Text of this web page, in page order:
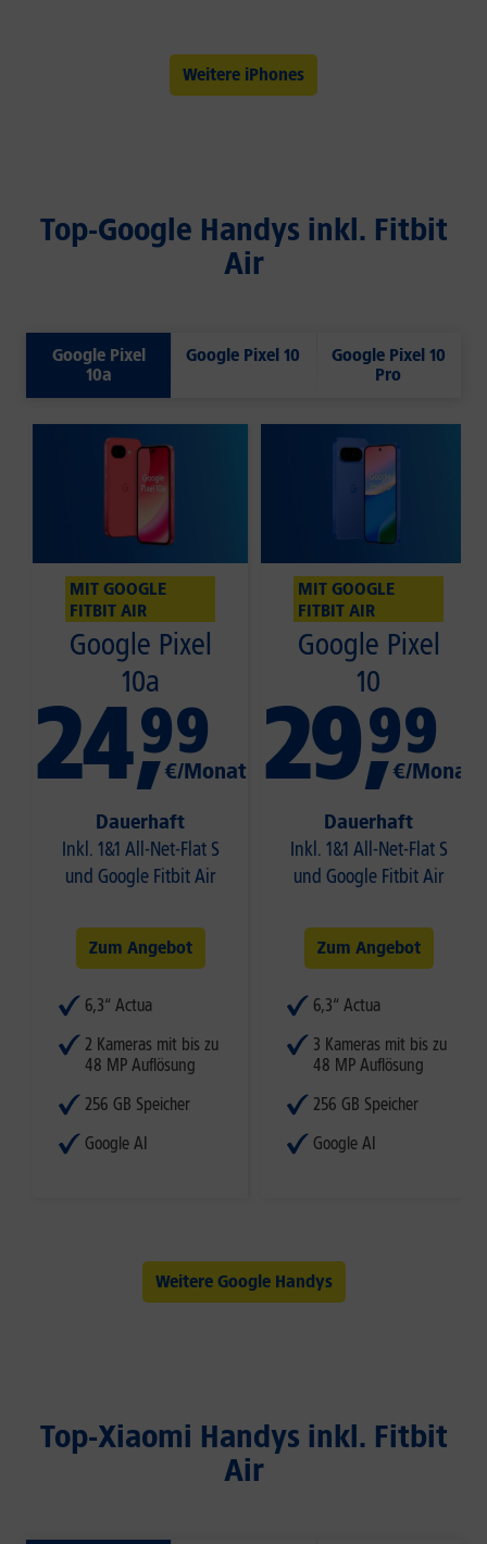
Weitere iPhones
Top-Google Handys inkl. Fitbit
Air
Google Pixel
10a
Google Pixel 10
Google Pixel 10
Pro
MIT GOOGLE
FITBIT AIR
Google Pixel
10a
24,
99
€/Monat
Dauerhaft
Inkl. 1&1 All-Net-Flat S
und Google Fitbit Air
Zum Angebot
6,3“ Actua
2 Kameras mit bis zu
48 MP Auflösung
256 GB Speicher
Google AI
MIT GOOGLE
FITBIT AIR
Google Pixel
10
29,
99
€/Monat
Dauerhaft
Inkl. 1&1 All-Net-Flat S
und Google Fitbit Air
Zum Angebot
6,3“ Actua
3 Kameras mit bis zu
48 MP Auflösung
256 GB Speicher
Google AI
Weitere Google Handys
Top-Xiaomi Handys inkl. Fitbit
Air